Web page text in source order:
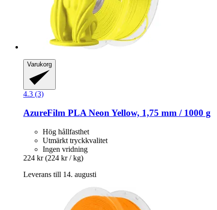
Varukorg
4.3 (3)
AzureFilm PLA Neon Yellow, 1,75 mm / 1000 g
Hög hållfasthet
Utmärkt tryckkvalitet
Ingen vridning
224 kr (224 kr / kg)
Leverans till 14. augusti